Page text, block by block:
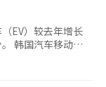
电动GLC）'。全
（梅赛德斯-奔
的电动驱动系统和
万亿日元。尽
而产生了600亿日
元，较之前的3万
，达到54万亿日
EV）较去年增长
内汽车新注册情